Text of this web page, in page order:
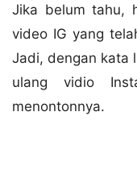
Jika belum tahu,
video IG yang
Jadi, dengan kata
ulang vidio
menontonnya.